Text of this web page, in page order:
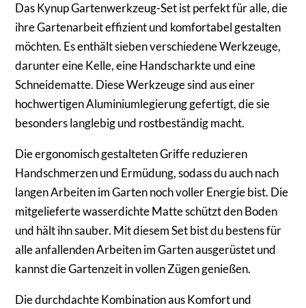
Das Kynup Gartenwerkzeug-Set ist perfekt für alle, die
ihre Gartenarbeit effizient und komfortabel gestalten
möchten. Es enthält sieben verschiedene Werkzeuge,
darunter eine Kelle, eine Handscharkte und eine
Schneidematte. Diese Werkzeuge sind aus einer
hochwertigen Aluminiumlegierung gefertigt, die sie
besonders langlebig und rostbeständig macht.
Die ergonomisch gestalteten Griffe reduzieren
Handschmerzen und Ermüdung, sodass du auch nach
langen Arbeiten im Garten noch voller Energie bist. Die
mitgelieferte wasserdichte Matte schützt den Boden
und hält ihn sauber. Mit diesem Set bist du bestens für
alle anfallenden Arbeiten im Garten ausgerüstet und
kannst die Gartenzeit in vollen Zügen genießen.
Die durchdachte Kombination aus Komfort und